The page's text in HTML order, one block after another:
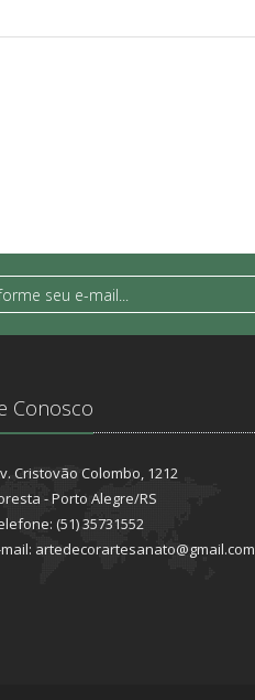
Conosco
Cristovão Colombo, 1212
- Porto Alegre/RS
(51) 35731552
mail: artedecorartesanato@gmail.com